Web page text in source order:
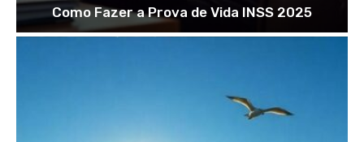
Como Fazer a Prova de Vida INSS 2025